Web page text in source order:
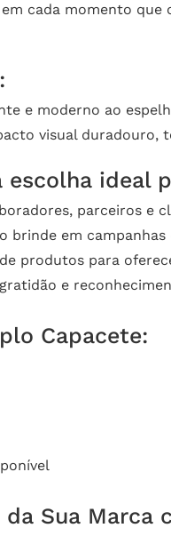
cada momento
e moderno ao
visual duradouro,
escolha ideal
parceiros e
em
produtos para
e
Capacete:
Sua